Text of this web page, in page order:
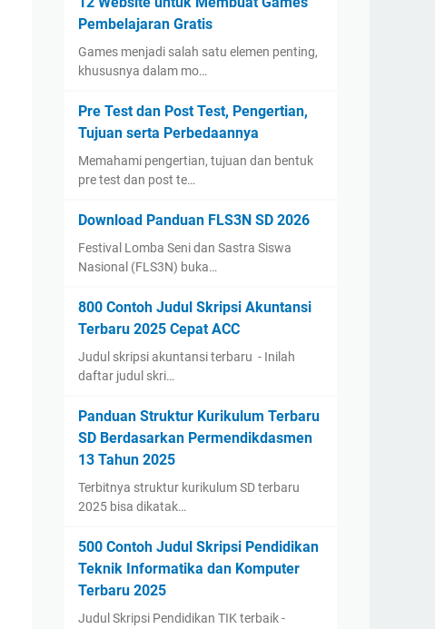
Pembelajaran Gratis
Games menjadi salah satu elemen penting,
khususnya dalam mo…
Pre Test dan Post Test, Pengertian,
Tujuan serta Perbedaannya
Memahami pengertian, tujuan dan bentuk
pre test dan post te…
Download Panduan FLS3N SD 2026
Festival Lomba Seni dan Sastra Siswa
Nasional (FLS3N) buka…
800 Contoh Judul Skripsi Akuntansi
Terbaru 2025 Cepat ACC
Judul skripsi akuntansi terbaru - Inilah
daftar judul skri…
Panduan Struktur Kurikulum Terbaru
SD Berdasarkan Permendikdasmen
13 Tahun 2025
Terbitnya struktur kurikulum SD terbaru
2025 bisa dikatak…
500 Contoh Judul Skripsi Pendidikan
Teknik Informatika dan Komputer
Terbaru 2025
Judul Skripsi Pendidikan TIK terbaik -